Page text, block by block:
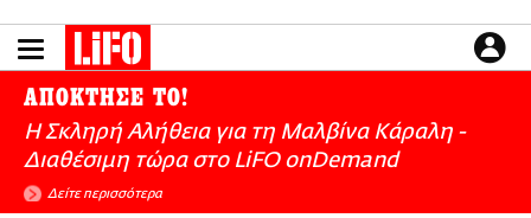
το
ΕΙΔΗΣΕΙΣ
CULTURE
ΑΠΟΨΕΙΣ
ΤΡΟΠΟΣ ΖΩΗΣ
ΑΠΟΚΤΗΣΕ ΤΟ!
Η Σκληρή Αλήθεια για τη Μαλβίνα Κάραλη -
Διαθέσιμη τώρα στo LiFO onDemand
Δείτε περισσότερα